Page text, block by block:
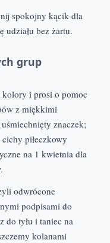
spokojny kącik dla
udziału bez żartu.
grup
i prosi o pomoc
z miękkimi
znaczek;
piłeczkowy
na 1 kwietnia dla
odwrócone
podpisami do
do tyłu i taniec na
kolanami